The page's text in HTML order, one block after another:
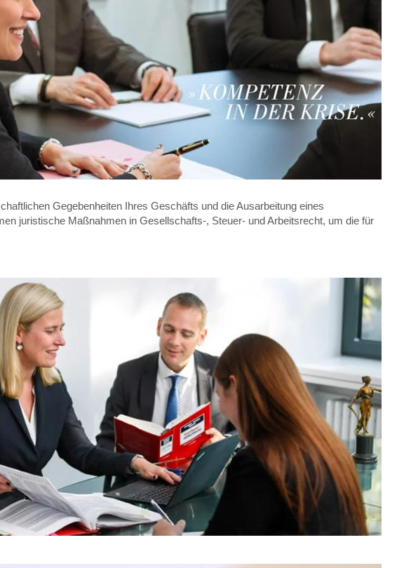
Gegebenheiten Ihres Geschäfts und die Ausarbeitung eines
juristische Maßnahmen in Gesellschafts-, Steuer- und Arbeitsrecht, um die für